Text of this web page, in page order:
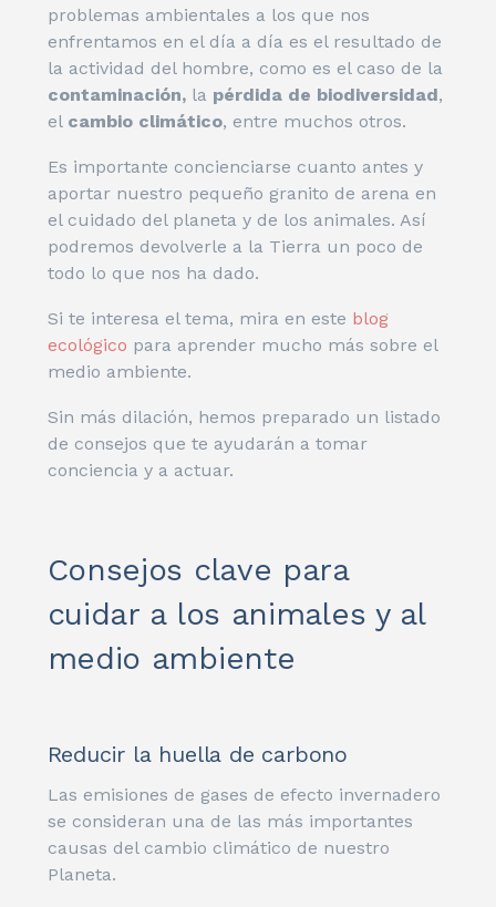
problemas ambientales a los que nos
enfrentamos en el día a día es el resultado de
la actividad del hombre, como es el caso de la
contaminación,la pérdida de biodiversidad,
el cambio climático, entre muchos otros.
Es importante concienciarse cuanto antes y
aportar nuestro pequeño granito de arena en
el cuidado del planeta y de los animales. Así
podremos devolverle a la Tierra un poco de
todo lo que nos ha dado.
Si te interesa el tema, mira en este blog
ecológico para aprender mucho más sobre el
medio ambiente.
Sin más dilación, hemos preparado un listado
de consejos que te ayudarán a tomar
conciencia y a actuar.
Consejos clave para
cuidar a los animales y al
medio ambiente
Reducir la huella de carbono
Las emisiones de gases de efecto invernadero
se consideran una de las más importantes
causas del cambio climático de nuestro
Planeta.